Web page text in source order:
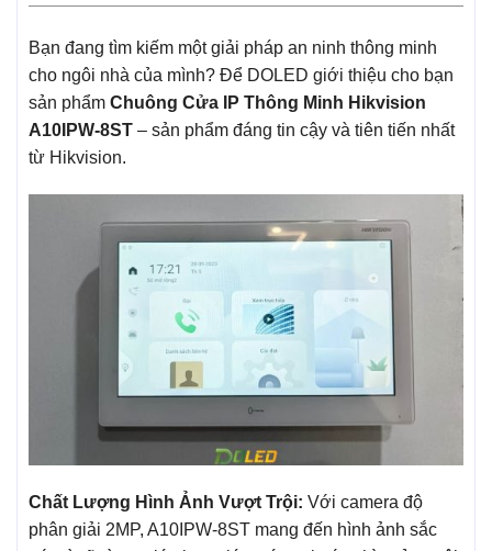
Bạn đang tìm kiếm một giải pháp an ninh thông minh
cho ngôi nhà của mình? Để DOLED giới thiệu cho bạn
sản phẩm Chuông Cửa IP Thông Minh Hikvision
A10IPW-8ST – sản phẩm đáng tin cậy và tiên tiến nhất
từ Hikvision.
Chất Lượng Hình Ảnh Vượt Trội: Với camera độ
phân giải 2MP, A10IPW-8ST mang đến hình ảnh sắc